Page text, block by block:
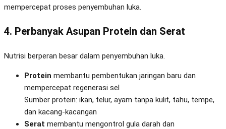
mempercepat proses penyembuhan luka.
4. Perbanyak Asupan Protein dan Serat
Nutrisi berperan besar dalam penyembuhan luka.
Protein membantu pembentukan jaringan baru dan
mempercepat regenerasi sel
Sumber protein: ikan, telur, ayam tanpa kulit, tahu, tempe,
dan kacang-kacangan
Serat membantu mengontrol gula darah dan